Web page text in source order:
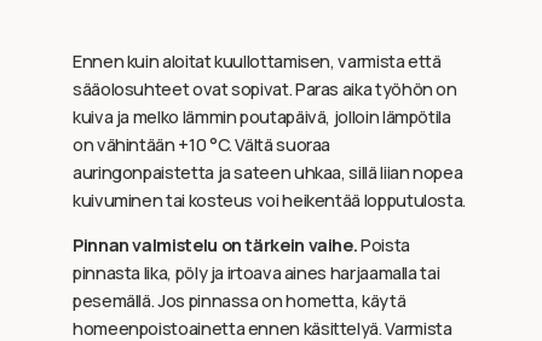
Ennen kuin aloitat kuullottamisen, varmista että
sääolosuhteet ovat sopivat. Paras aika työhön on
kuiva ja melko lämmin poutapäivä, jolloin lämpötila
on vähintään +10 °C. Vältä suoraa
auringonpaistetta ja sateen uhkaa, sillä liian nopea
kuivuminen tai kosteus voi heikentää lopputulosta.
Pinnan valmistelu on tärkein vaihe.Poista
pinnasta lika, pöly ja irtoava aines harjaamalla tai
pesemällä. Jos pinnassa on hometta, käytä
homeenpoistoainetta ennen käsittelyä. Varmista